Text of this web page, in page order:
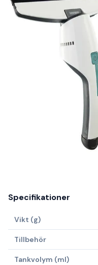
Specifikationer
Vikt (g)
Tillbehör
Tankvolym (ml)